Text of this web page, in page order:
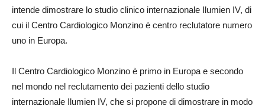
intende dimostrare lo studio clinico internazionale Ilumien IV, di
cui il Centro Cardiologico Monzino è centro reclutatore numero
uno in Europa.
Il Centro Cardiologico Monzino è primo in Europa e secondo
nel mondo nel reclutamento dei pazienti dello studio
internazionale Ilumien IV, che si propone di dimostrare in modo